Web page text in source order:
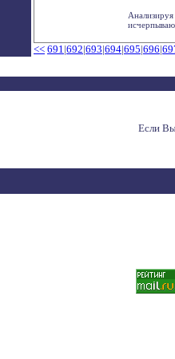
<< 691|692|693|694|695|696|
Если